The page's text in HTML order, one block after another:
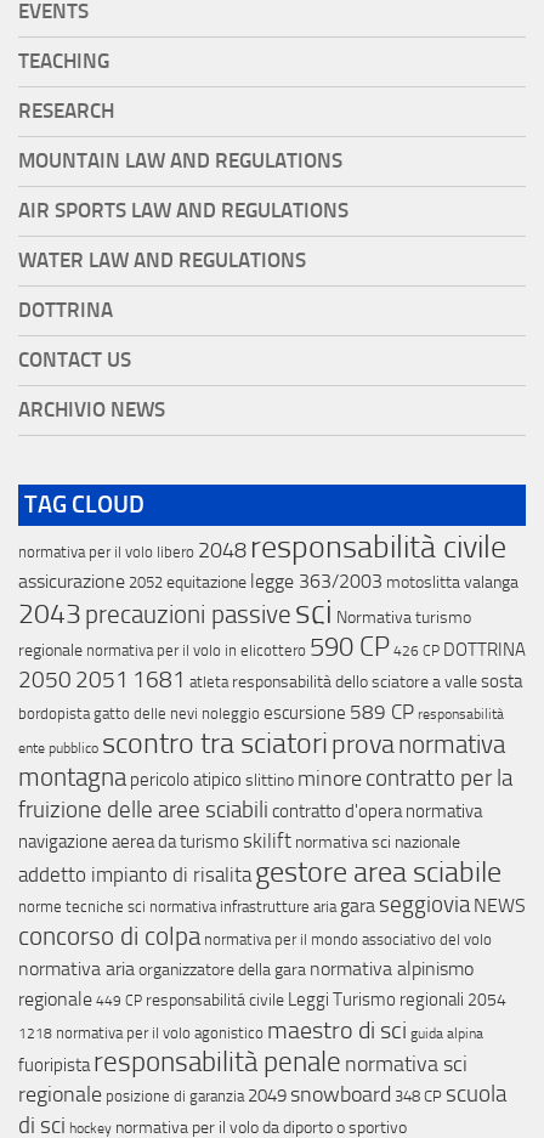
EVENTS
TEACHING
RESEARCH
MOUNTAIN LAW AND REGULATIONS
AIR SPORTS LAW AND REGULATIONS
WATER LAW AND REGULATIONS
DOTTRINA
CONTACT US
ARCHIVIO NEWS
TAG CLOUD
normativa per il volo libero 2048 responsabilità civile
assicurazione 2052 equitazione legge 363/2003 motoslittavalanga
2043 precauzioni passive sci Normativa turismo
regionale normativa per il volo in elicottero 590 CP 426 CP DOTTRINA
2050 2051 1681 atleta responsabilità dello sciatore a vallesosta
bordopista gatto delle nevi noleggio escursione 589 CP responsabilità
ente pubblico scontro tra sciatoriprovanormativa
montagna pericolo atipico slittino minorecontratto per la
fruizione delle aree sciabili contratto d'opera normativa
navigazione aerea da turismo skilift normativa sci nazionale
addetto impianto di risalita gestore area sciabile
norme tecniche sci normativa infrastrutture aria gara seggiovia NEWS
concorso di colpa normativa per il mondo associativo del volo
normativa ariaorganizzatore della gara normativa alpinismo
regionale 449 CP responsabilitá civile Leggi Turismo regionali 2054
1218 normativa per il volo agonistico maestro di sci guida alpina
fuoripista responsabilità penale normativa sci
regionale posizione di garanzia 2049 snowboard 348 CP scuola
di sci hockey normativa per il volo da diporto o sportivo